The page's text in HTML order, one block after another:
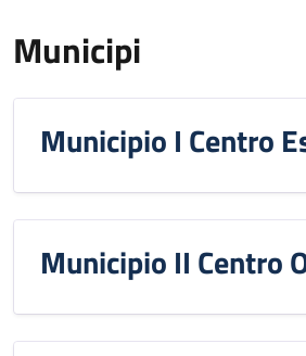
Municipi
Municipio I Centro
Municipio II Centro